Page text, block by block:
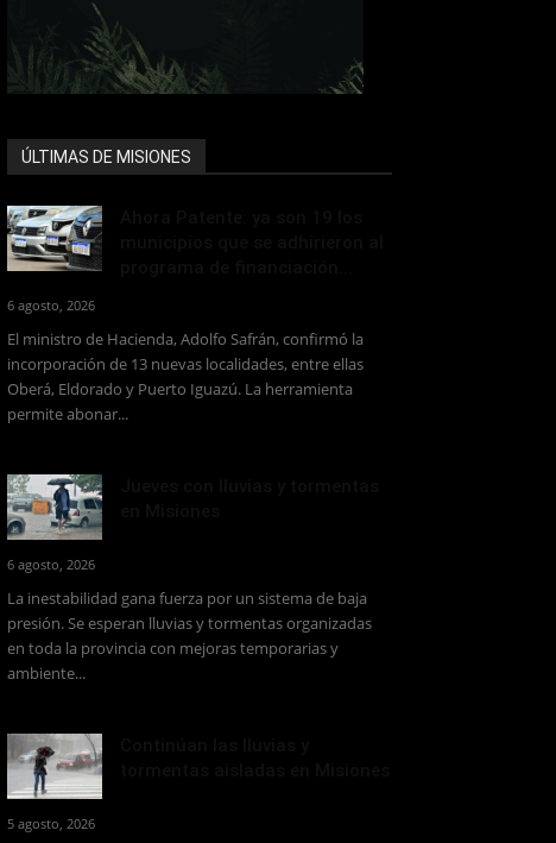
ÚLTIMAS DE MISIONES
6 agosto, 2026
El ministro de Hacienda, Adolfo Safrán, confirmó la
incorporación de 13 nuevas localidades, entre ellas
Oberá, Eldorado y Puerto Iguazú. La herramienta
permite abonar...
6 agosto, 2026
La inestabilidad gana fuerza por un sistema de baja
presión. Se esperan lluvias y tormentas organizadas
en toda la provincia con mejoras temporarias y
ambiente...
5 agosto, 2026